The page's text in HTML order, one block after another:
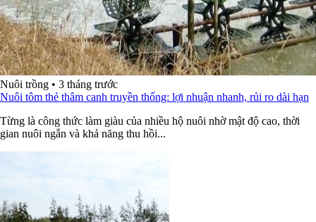
Nuôi trồng • 3 tháng trước
Nuôi tôm thẻ thâm canh truyền thống: lợi nhuận nhanh, rủi ro dài hạn
Từng là công thức làm giàu của nhiều hộ nuôi nhờ mật độ cao, thời
gian nuôi ngắn và khả năng thu hồi...